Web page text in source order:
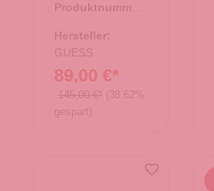
Produktnummer:
Hersteller:
GUESS
89,00 €*
145,00 €* (38.62%
gespart)